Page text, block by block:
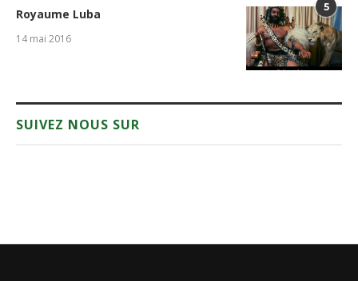
5
Royaume Luba
14 mai 2016
SUIVEZ NOUS SUR